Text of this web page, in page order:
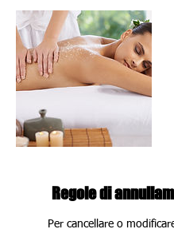
Regole di
Per cancellare o